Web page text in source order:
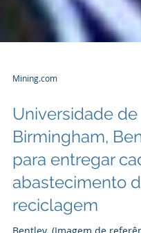
Mining.com
Universidade de
Birmingham,
para entregar